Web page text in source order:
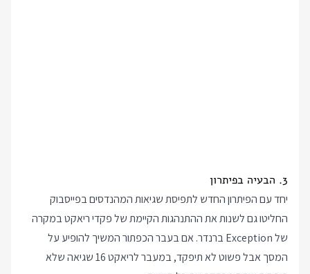
3. הבעיה בפיתרון
יחד עם הפיתרון החדש לתפיסת שגיאות המהנדסים בפייסבוק
החליטו גם לשנות את ההתנהגות הקיימת של פקדי ריאקט במקרה
של Exception ברנדר. אם בעבר הכפתור המשיך להופיע על
המסך אבל פשוט לא תיפקד, במעבר לריאקט 16 שגיאה שלא